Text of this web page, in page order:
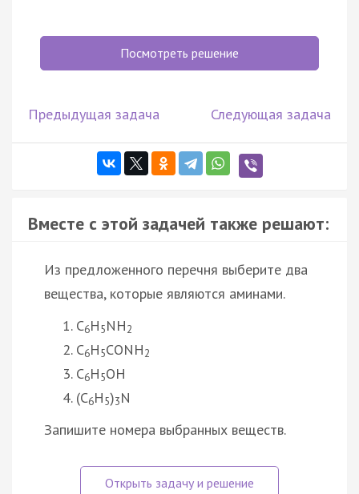
Посмотреть решение
Предыдущая задача Следующая задача
Вместе с этой задачей также решают:
Из предложенного перечня выберите два
вещества, которые являются аминами.
C6H5NH2
C6H5CONH2
C6H5ОН
(C6H5)3N
Запишите номера выбранных веществ.